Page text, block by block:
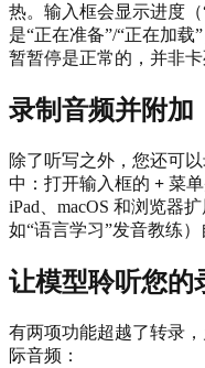
热。输入框会显示进度
是“正在准备”/“正在加
暂暂停是正常的，并非卡
录制音频并附加
除了听写之外，您还可
中：打开输入框的 + 菜
iPad、macOS 和浏览器
如“语言学习”发音教练）
让模型聆听您的
有两项功能超越了转录
际音频：